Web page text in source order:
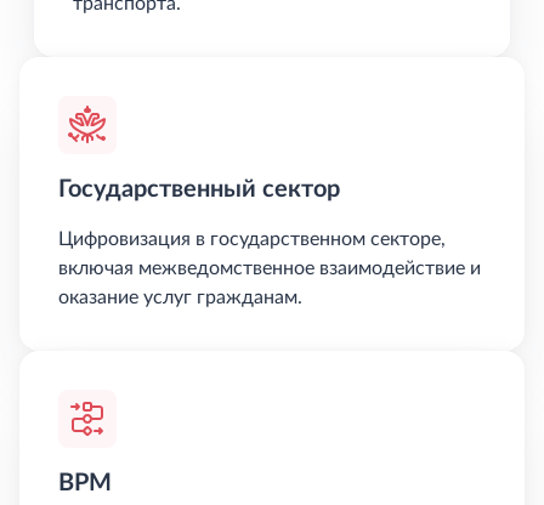
Государственный сектор
Цифровизация в государственном секторе,
включая межведомственное взаимодействие и
оказание услуг гражданам.
BPM